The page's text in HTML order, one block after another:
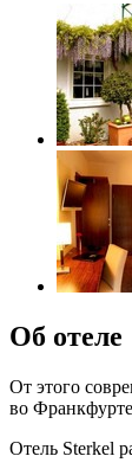
Об отеле
От этого
во
Отель Sterkel